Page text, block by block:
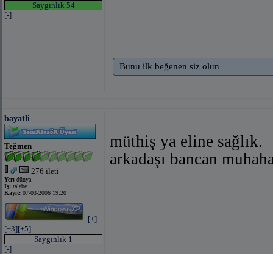
Saygınlık 54
[-]
Bunu ilk beğenen siz olun
bayatli
Teğmen
276 ileti
Yer: dünya
İş: talebe
Kayıt: 07-03-2006 19:20
[+]
[+3][+5]
Saygınlık 1
[-]
müthiş ya eline sağlık.
arkadaşı bancan